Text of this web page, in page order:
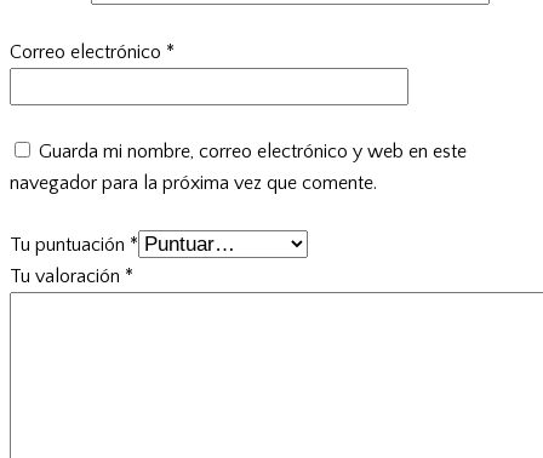
Correo electrónico *
Guarda mi nombre, correo electrónico y web en este
navegador para la próxima vez que comente.
Tu puntuación *
Tu valoración *